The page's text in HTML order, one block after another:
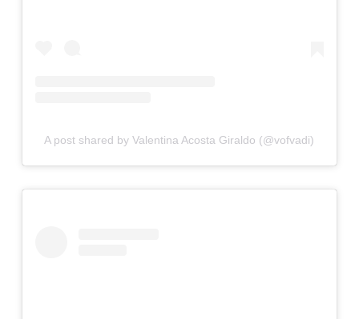
A post shared by Valentina Acosta Giraldo (@vofvadi)